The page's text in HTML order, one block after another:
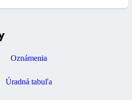
Oznámenia
Úradná tabuľa